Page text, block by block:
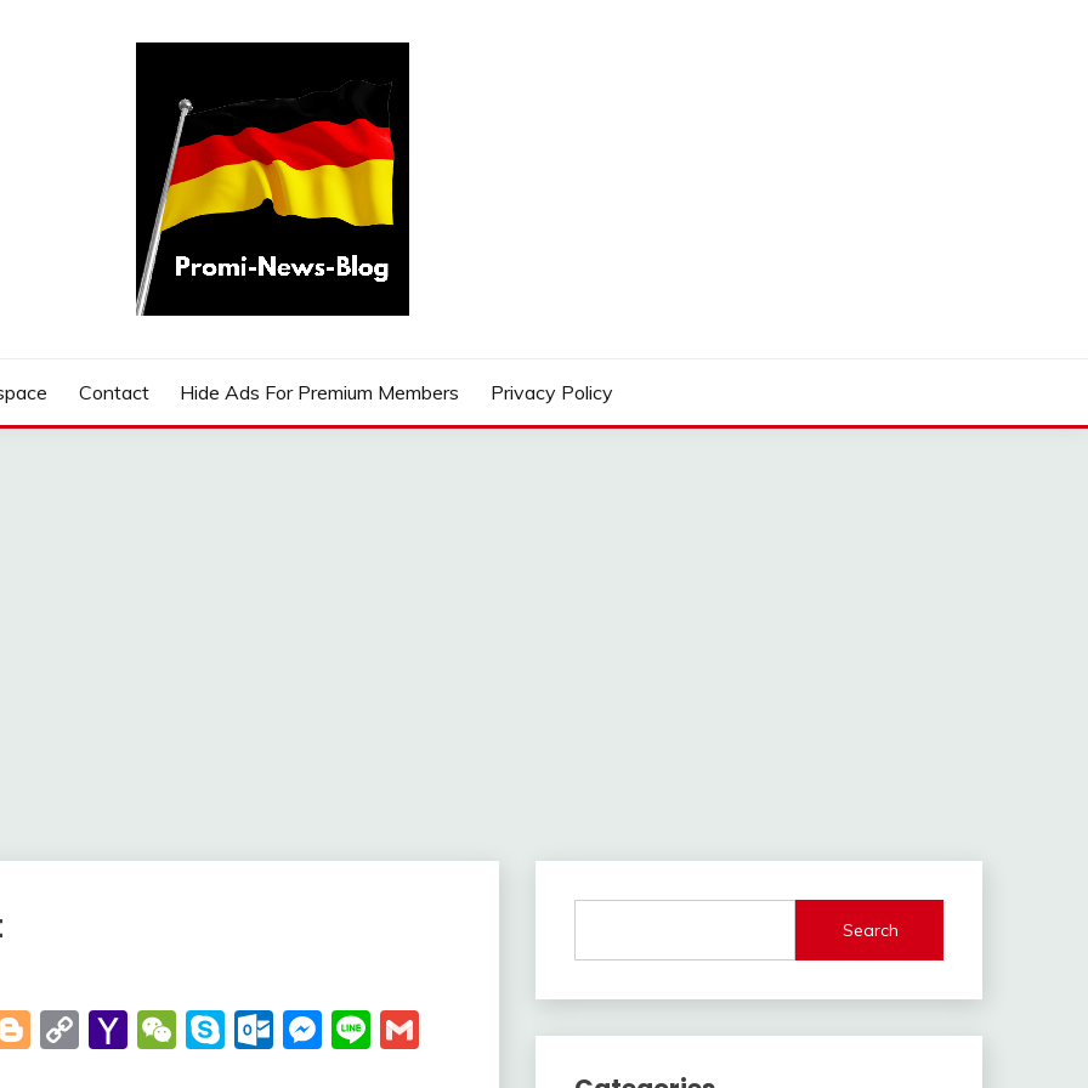
Contact Hide Ads For Premium Members Privacy Policy
Blogger
CopyYahoo
WeChat
SkypeOutlook.com
Messenger
Line
Search